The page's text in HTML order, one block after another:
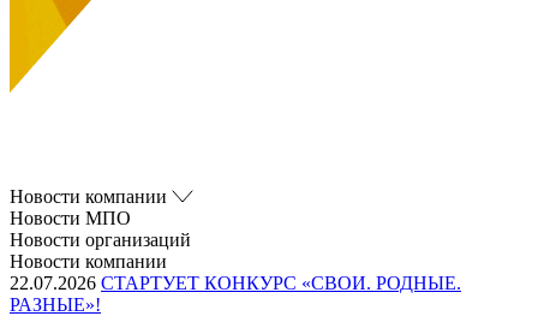
Новости компании
Новости МПО
Новости организаций
Новости компании
22.07.2026 СТАРТУЕТ КОНКУРС «СВОИ. РОДНЫЕ.
РАЗНЫЕ»!